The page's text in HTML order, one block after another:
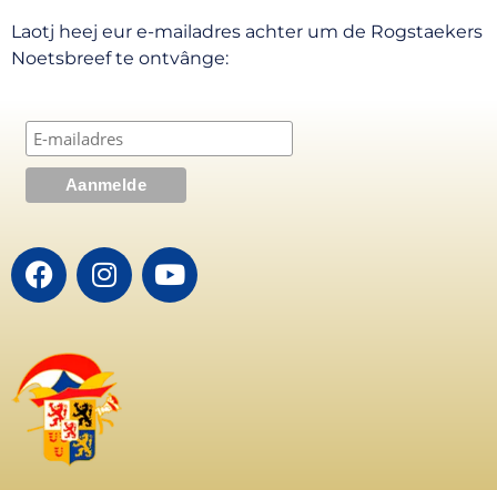
Laotj heej eur e-mailadres achter um de Rogstaekers
Noetsbreef te ontvânge: